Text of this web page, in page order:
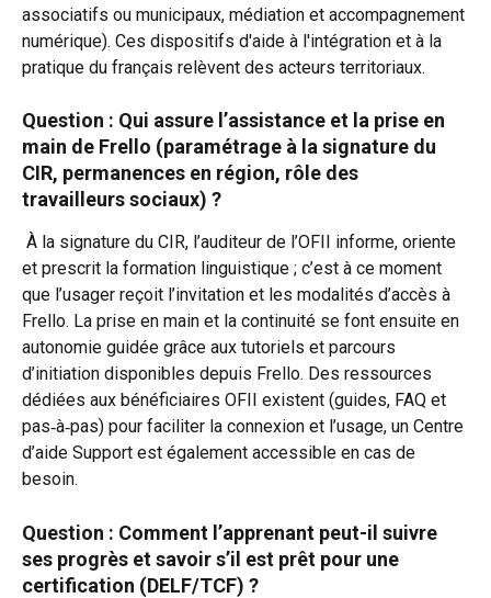
associatifs ou municipaux, médiation et accompagnement
numérique). Ces dispositifs d'aide à l'intégration et à la
pratique du français relèvent des acteurs territoriaux.
Question : Qui assure l’assistance et la prise en
main de Frello (paramétrage à la signature du
CIR, permanences en région, rôle des
travailleurs sociaux) ?​
et prescrit la formation linguistique ; c’est à ce moment
que l’usager reçoit l’invitation et les modalités d’accès à
Frello. La prise en main et la continuité se font ensuite en
autonomie guidée grâce aux tutoriels et parcours
d’initiation disponibles depuis Frello. Des ressources
dédiées aux bénéficiaires OFII existent (guides, FAQ et
pas‑à‑pas) pour faciliter la connexion et l’usage, un Centre
d’aide Support est également accessible en cas de
besoin.
Question : Comment l’apprenant peut-il suivre
ses progrès et savoir s’il est prêt pour une
certification (DELF/TCF) ?​